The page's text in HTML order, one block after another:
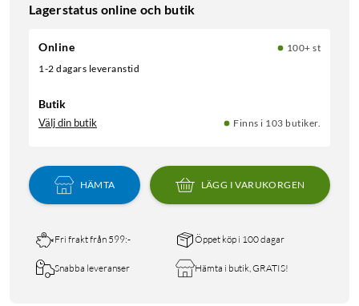
Lagerstatus online och butik
Online
100+ st
1-2 dagars leveranstid
Butik
Välj din butik Finns i 103 butiker.
HÄMTA LÄGG I VARUKORGEN
Fri frakt från 599:- Öppet köp i 100 dagar
Snabba leveranser Hämta i butik, GRATIS!